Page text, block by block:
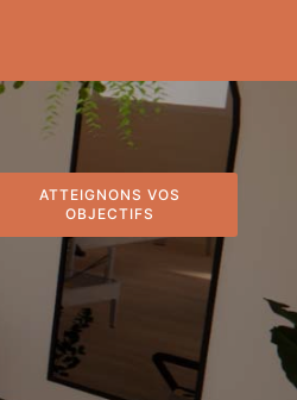
ATTEIGNONS VOS
OBJECTIFS